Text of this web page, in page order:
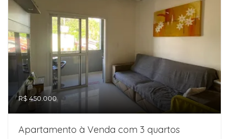
R$ 450.000
Apartamento à Venda com 3 quartos